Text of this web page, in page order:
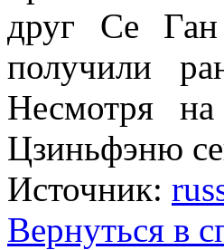
друг Се
получили
Несмотря
Цзиньфэню
Источник:
Вернуться в